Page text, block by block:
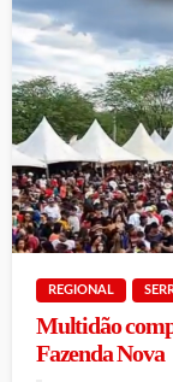
REGIONAL
Multidão
Fazenda Nova